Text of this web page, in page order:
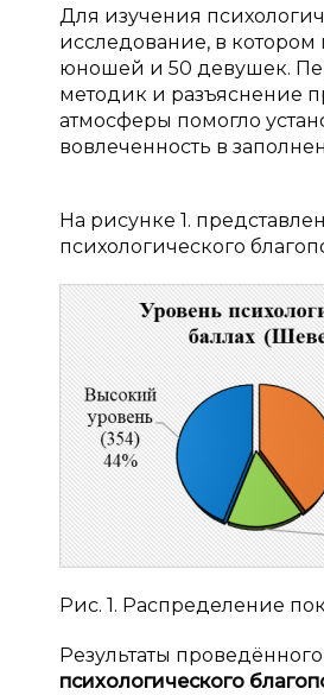
Для изучения
исследование, в котором
юношей и 50 девушек.
методик и разъяснение
атмосферы помогло
вовлеченность в
На рисунке 1.
психологического
Рис. 1. Распределение
Результаты
психологического